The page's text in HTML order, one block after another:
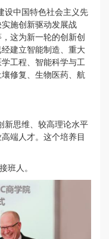
设中国特色社会主义先
施创新驱动发展战
这为新一轮的创新创
建立智能制造、重大
工程、智能科学与工
修复、生物医药、航
新思维、较高理论水平
端人才。这个培养目
班人。